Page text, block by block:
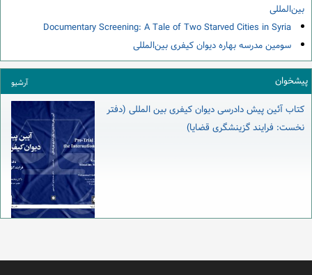
بین‌المللی
Documentary Screening: A Tale of Two Starved Cities in Syria
سومین مدرسه بهاره دیوان کیفری بین‌المللی
پیشخوان آرشیو
کتاب آئین پیش دادرسی دیوان کیفری بین المللی (دفتر
نخست: فرایند گزینشگری قضایا)